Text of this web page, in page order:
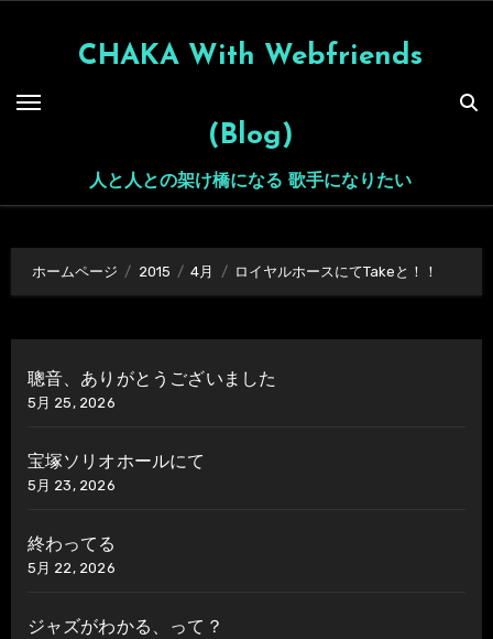
CHAKA With Webfriends
(Blog)
人と人との架け橋になる 歌手になりたい
ホームページ 2015 4月 ロイヤルホースにてTakeと！！
聰音、ありがとうございました
5月 25, 2026
宝塚ソリオホールにて
5月 23, 2026
終わってる
5月 22, 2026
ジャズがわかる、って？